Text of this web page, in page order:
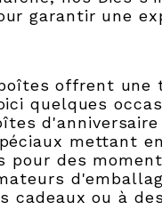
garantir une
offrent une
quelques
mettant
des
cadeaux ou à